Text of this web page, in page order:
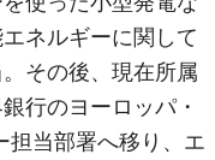
ネルギーに関して
その後、現在所属
行のヨーロッパ・
担当部署へ移り、エ